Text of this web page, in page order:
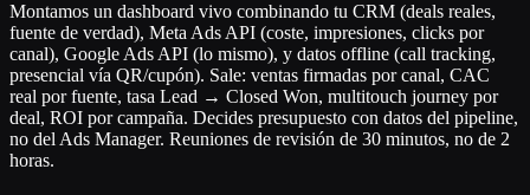
Montamos un dashboard vivo combinando tu CRM (deals reales,
fuente de verdad), Meta Ads API (coste, impresiones, clicks por
canal), Google Ads API (lo mismo), y datos offline (call tracking,
presencial vía QR/cupón). Sale: ventas firmadas por canal, CAC
real por fuente, tasa Lead → Closed Won, multitouch journey por
deal, ROI por campaña. Decides presupuesto con datos del pipeline,
no del Ads Manager. Reuniones de revisión de 30 minutos, no de 2
horas.